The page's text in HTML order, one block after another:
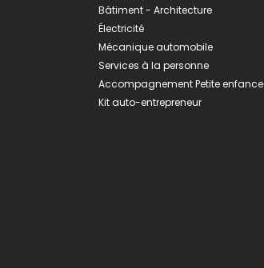
Bâtiment - Architecture
Électricité
Mécanique automobile
Services à la personne
Accompagnement Petite enfance
Kit auto-entrepreneur